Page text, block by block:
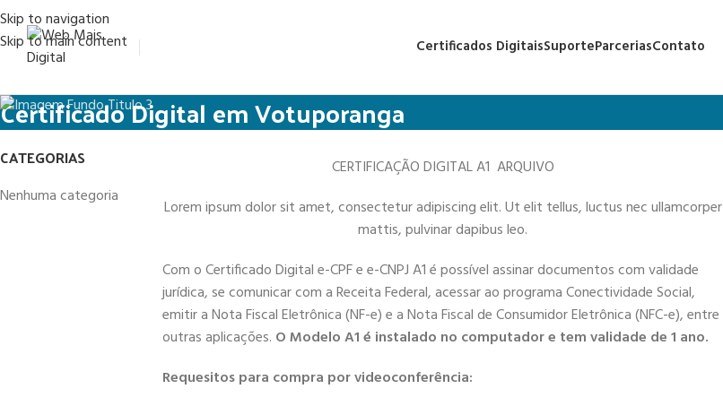
Skip to navigation
Skip to main content
Certificados DigitaisSuporteParceriasContato
Certificado Digital em Votuporanga
CATEGORIAS
Nenhuma categoria
CERTIFICAÇÃO DIGITAL A1 ARQUIVO
Lorem ipsum dolor sit amet, consectetur adipiscing elit. Ut elit tellus, luctus nec ullamcorper
mattis, pulvinar dapibus leo.
Com o Certificado Digital e-CPF e e-CNPJ A1 é possível assinar documentos com validade
jurídica, se comunicar com a Receita Federal, acessar ao programa Conectividade Social,
emitir a Nota Fiscal Eletrônica (NF-e) e a Nota Fiscal de Consumidor Eletrônica (NFC-e), entre
outras aplicações. O Modelo A1 é instalado no computador e tem validade de 1 ano.
Requesitos para compra por videoconferência: